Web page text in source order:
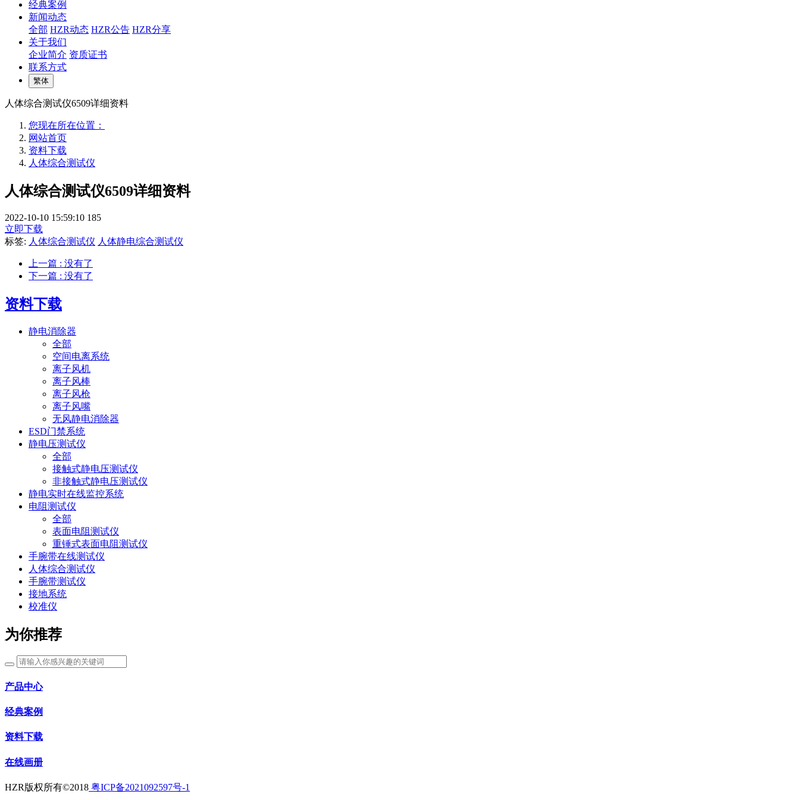
经典案例
新闻动态
全部 HZR动态 HZR公告 HZR分享
关于我们
企业简介 资质证书
联系方式
繁体
人体综合测试仪6509详细资料
您现在所在位置：
网站首页
资料下载
人体综合测试仪
人体综合测试仪6509详细资料
2022-10-10 15:59:10 185
立即下载
标签: 人体综合测试仪 人体静电综合测试仪
上一篇 : 没有了
下一篇 : 没有了
资料下载
静电消除器
全部
空间电离系统
离子风机
离子风棒
离子风枪
离子风嘴
无风静电消除器
ESD门禁系统
静电压测试仪
全部
接触式静电压测试仪
非接触式静电压测试仪
静电实时在线监控系统
电阻测试仪
全部
表面电阻测试仪
重锤式表面电阻测试仪
手腕带在线测试仪
人体综合测试仪
手腕带测试仪
接地系统
校准仪
为你推荐
产品中心
经典案例
资料下载
在线画册
HZR版权所有©2018 粤ICP备2021092597号-1